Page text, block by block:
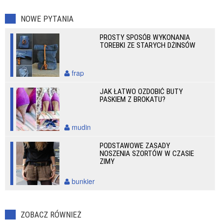
NOWE PYTANIA
PROSTY SPOSÓB WYKONANIA
TOREBKI ZE STARYCH DŻINSÓW
frap
JAK ŁATWO OZDOBIĆ BUTY
PASKIEM Z BROKATU?
mudin
PODSTAWOWE ZASADY
NOSZENIA SZORTÓW W CZASIE
ZIMY
bunkier
ZOBACZ RÓWNIEŻ